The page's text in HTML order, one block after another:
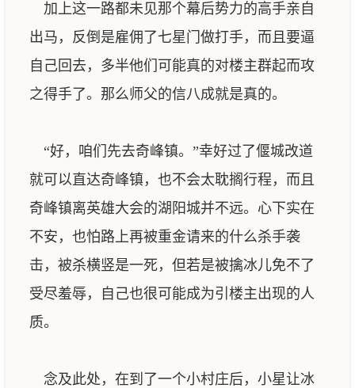
加上这一路都未见那个幕后势力的高手亲自
出马，反倒是雇佣了七星门做打手，而且要逼
自己回去，多半他们可能真的对楼主群起而攻
之得手了。那么师父的信八成就是真的。
“好，咱们先去奇峰镇。”幸好过了偃城改道
就可以直达奇峰镇，也不会太耽搁行程，而且
奇峰镇离英雄大会的湖阳城并不远。心下实在
不安，也怕路上再被重金请来的什么杀手袭
击，被杀横竖是一死，但若是被擒冰儿免不了
受尽羞辱，自己也很可能成为引楼主出现的人
质。
念及此处，在到了一个小村庄后，小星让冰